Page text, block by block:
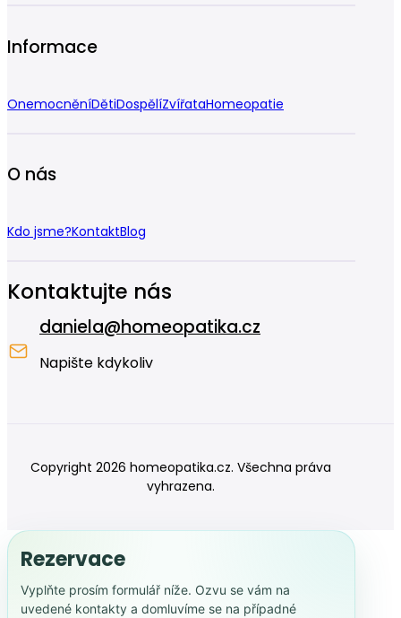
Informace
OnemocněníDětiDospělíZvířataHomeopatie
O nás
Kdo jsme?KontaktBlog
Kontaktujte nás
daniela@homeopatika.cz
Napište kdykoliv
Copyright 2026 homeopatika.cz. Všechna práva
vyhrazena.
Rezervace
Vyplňte prosím formulář níže. Ozvu se vám na
uvedené kontakty a domluvíme se na případné